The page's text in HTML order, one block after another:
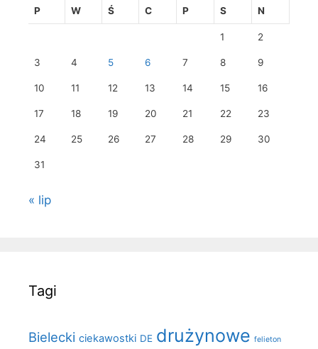
P W Ś C P S N
1 2
3 4 5 6 7 8 9
10 11 12 13 14 15 16
17 18 19 20 21 22 23
24 25 26 27 28 29 30
31
« lip
Tagi
Bielecki ciekawostki DE drużynowe felieton